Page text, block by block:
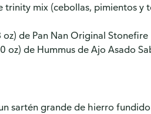
trinity mix (cebollas, pimientos y
de Pan Nan Original Stonefire
oz) de Hummus de Ajo Asado
sartén grande de hierro